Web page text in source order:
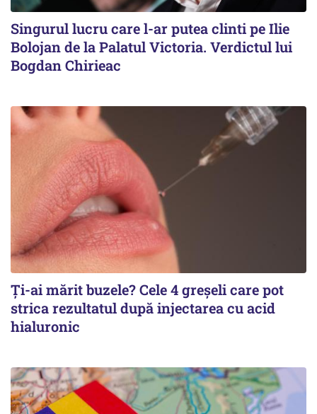
Singurul lucru care l-ar putea clinti pe Ilie
Bolojan de la Palatul Victoria. Verdictul lui
Bogdan Chirieac
Ți-ai mărit buzele? Cele 4 greșeli care pot
strica rezultatul după injectarea cu acid
hialuronic